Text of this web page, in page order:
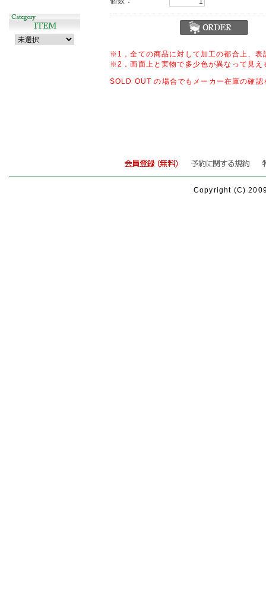
※1，全ての商品に対して加工の都合上、表
※2，画面上と実物で多少色が異なって見え
SOLD OUT の場合でもメーカー在庫の確
Copyright (C)